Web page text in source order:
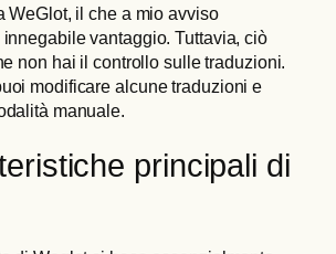
WeGlot, il che a mio avviso
vantaggio. Tuttavia, ciò
non hai il controllo sulle traduzioni.
modificare alcune traduzioni e
manuale.
principali di